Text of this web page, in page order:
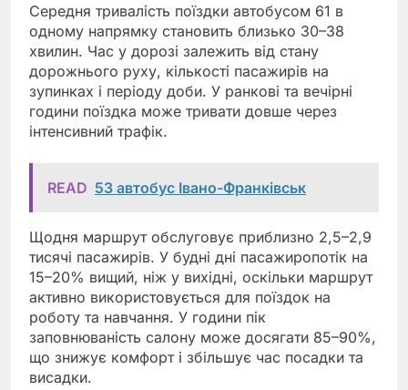
Середня тривалість поїздки автобусом 61 в
одному напрямку становить близько 30–38
хвилин. Час у дорозі залежить від стану
дорожнього руху, кількості пасажирів на
зупинках і періоду доби. У ранкові та вечірні
години поїздка може тривати довше через
інтенсивний трафік.
READ 53 автобус Івано-Франківськ
Щодня маршрут обслуговує приблизно 2,5–2,9
тисячі пасажирів. У будні дні пасажиропотік на
15–20% вищий, ніж у вихідні, оскільки маршрут
активно використовується для поїздок на
роботу та навчання. У години пік
заповнюваність салону може досягати 85–90%,
що знижує комфорт і збільшує час посадки та
висадки.